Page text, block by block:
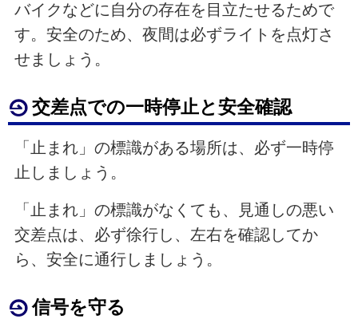
バイクなどに自分の存在を目立たせるためで
す。安全のため、夜間は必ずライトを点灯さ
せましょう。
交差点での一時停止と安全確認
「止まれ」の標識がある場所は、必ず一時停
止しましょう。
「止まれ」の標識がなくても、見通しの悪い
交差点は、必ず徐行し、左右を確認してか
ら、安全に通行しましょう。
信号を守る